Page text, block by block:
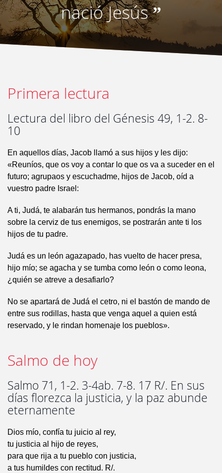
nació Jesús”
Primera lectura
Lectura del libro del Génesis 49, 1-2. 8-
10
En aquellos días, Jacob llamó a sus hijos y les dijo:
«Reuníos, que os voy a contar lo que os va a suceder en el
futuro; agrupaos y escuchadme, hijos de Jacob, oíd a
vuestro padre Israel:
A ti, Judá, te alabarán tus hermanos, pondrás la mano
sobre la cerviz de tus enemigos, se postrarán ante ti los
hijos de tu padre.
Judá es un león agazapado, has vuelto de hacer presa,
hijo mío; se agacha y se tumba como león o como leona,
¿quién se atreve a desafiarlo?
No se apartará de Judá el cetro, ni el bastón de mando de
entre sus rodillas, hasta que venga aquel a quien está
reservado, y le rindan homenaje los pueblos».
Salmo de hoy
Salmo 71, 1-2. 3-4ab. 7-8. 17 R/. En sus
días florezca la justicia, y la paz abunde
eternamente
Dios mío, confía tu juicio al rey,
tu justicia al hijo de reyes,
para que rija a tu pueblo con justicia,
a tus humildes con rectitud. R/.